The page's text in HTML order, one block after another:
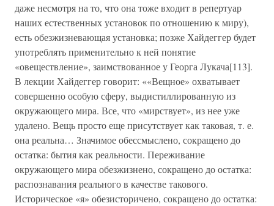
даже несмотря на то, что она тоже входит в репертуар
наших естественных установок по отношению к миру),
есть обезжизневающая установка; позже Хайдеггер будет
употреблять применительно к ней понятие
«овеществление», заимствованное у Георга Лукача[113].
В лекции Хайдеггер говорит: ««Вещное» охватывает
совершенно особую сферу, выдистиллированную из
окружающего мира. Все, что «мирствует», из нее уже
удалено. Вещь просто еще присутствует как таковая, т. е.
она реальна… Значимое обессмыслено, сокращено до
остатка: бытия как реальности. Переживание
окружающего мира обезжизнено, сокращено до остатка:
распознавания реального в качестве такового.
Историческое «я» обезисторичено, сокращено до остатка: